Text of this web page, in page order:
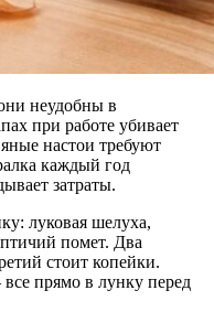
неудобны в
при работе убивает
настои требуют
каждый год
затраты.
луковая шелуха,
помет. Два
стоит копейки.
прямо в лунку перед